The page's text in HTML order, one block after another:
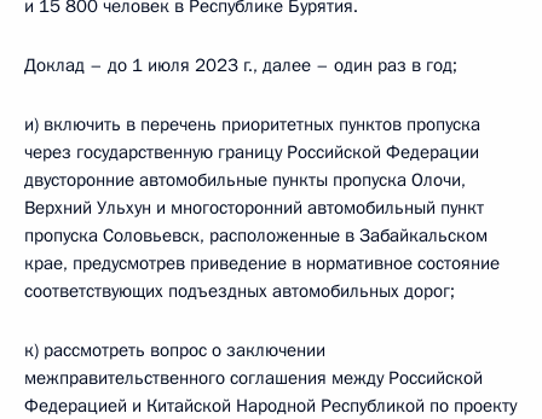
и 15 800 человек в Республике Бурятия.
Доклад – до 1 июля 2023 г., далее – один раз в год;
и) включить в перечень приоритетных пунктов пропуска
через государственную границу Российской Федерации
двусторонние автомобильные пункты пропуска Олочи,
Верхний Ульхун и многосторонний автомобильный пункт
пропуска Соловьевск, расположенные в Забайкальском
крае, предусмотрев приведение в нормативное состояние
соответствующих подъездных автомобильных дорог;
к) рассмотреть вопрос о заключении
межправительственного соглашения между Российской
Федерацией и Китайской Народной Республикой по проекту